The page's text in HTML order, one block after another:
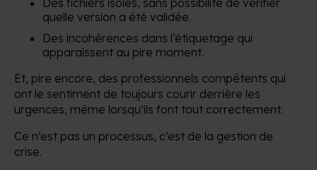
quelle version a été validée.
Des incohérences dans l’étiquetage qui
apparaissent au pire moment.
Et, pire encore, des professionnels compétents qui
ont le sentiment de toujours courir derrière les
urgences, même lorsqu’ils font tout correctement.
Ce n’est pas un processus, c’est de la gestion de
crise.